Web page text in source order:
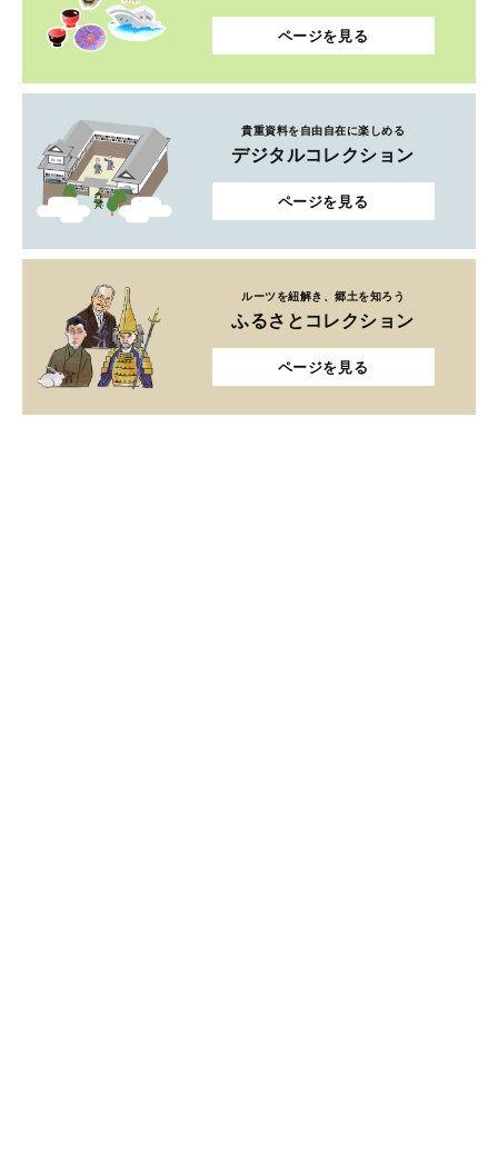
ページを見る
貴重資料を自由自在に楽しめる
デジタルコレクション
ページを見る
ルーツを紐解き、郷土を知ろう
ふるさとコレクション
ページを見る